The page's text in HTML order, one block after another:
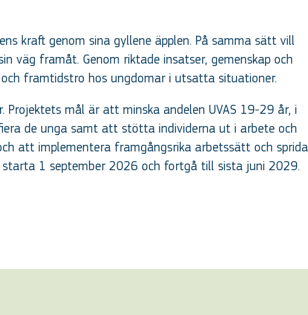
kraft genom sina gyllene äpplen. På samma sätt vill
väg framåt. Genom riktade insatser, gemenskap och
och framtidstro hos ungdomar i utsatta situationer.
mål är att minska andelen UVAS 19-29 år, i
de unga samt att stötta individerna ut i arbete och
att implementera framgångsrika arbetssätt och sprida
1 september 2026 och fortgå till sista juni 2029.